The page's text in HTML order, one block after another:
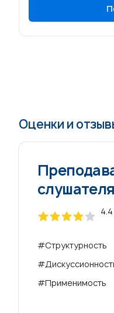
Оценки и
Review data
#Структурность
#Применимость